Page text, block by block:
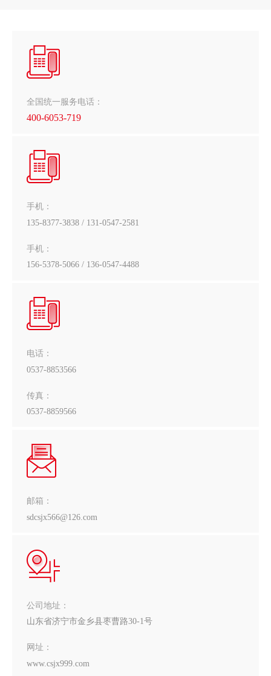
全国统一服务电话：
400-6053-719
手机：
135-8377-3838 / 131-0547-2581
手机：
156-5378-5066 / 136-0547-4488
电话：
0537-8853566
传真：
0537-8859566
邮箱：
sdcsjx566@126.com
公司地址：
山东省济宁市金乡县枣曹路30-1号
网址：
www.csjx999.com